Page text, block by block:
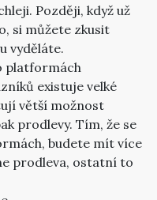
Později, když už
si můžete zkusit
vyděláte.
existuje velké
větší možnost
prodlevy. Tím, že se
budete mít více
prodleva, ostatní to